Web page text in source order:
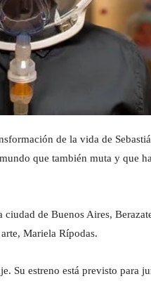
de la vida de
que también muta y que
de Buenos Aires,
Mariela Rípodas.
Su estreno está previsto para